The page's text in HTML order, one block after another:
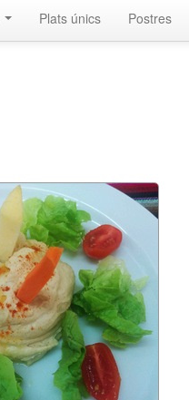
Plats únics Postres